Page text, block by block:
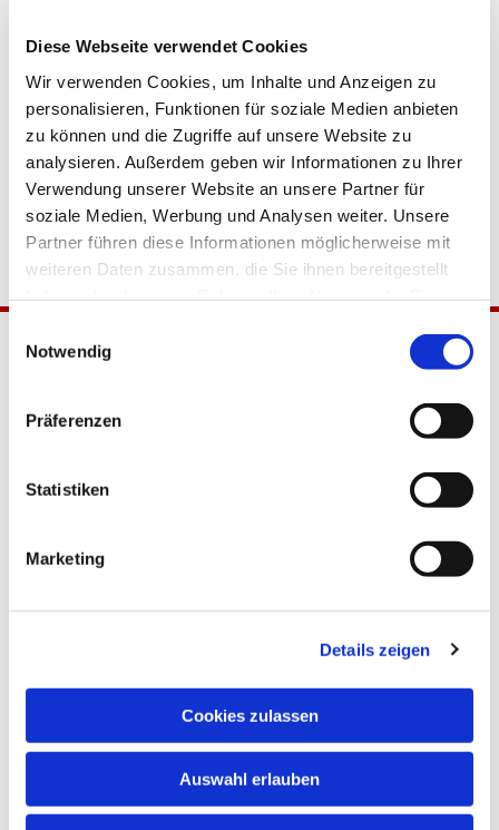
Diese Webseite verwendet Cookies
Wir verwenden Cookies, um Inhalte und Anzeigen zu
personalisieren, Funktionen für soziale Medien anbieten
zu können und die Zugriffe auf unsere Website zu
analysieren. Außerdem geben wir Informationen zu Ihrer
Verwendung unserer Website an unsere Partner für
soziale Medien, Werbung und Analysen weiter. Unsere
Partner führen diese Informationen möglicherweise mit
weiteren Daten zusammen, die Sie ihnen bereitgestellt
Notwendig
Präferenzen
Statistiken
Marketing
Details zeigen
Cookies zulassen
Auswahl erlauben
Tempelhof-Buckow
Gottesdienste
Taufe, Kommunion & Trauung